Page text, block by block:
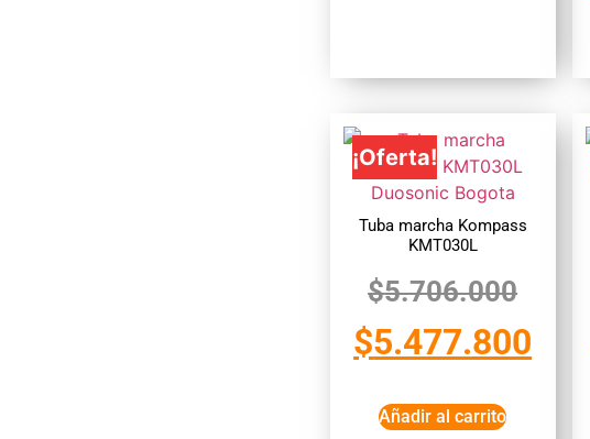
¡Oferta!
Tuba marcha Kompass
KMT030L
$5.706.000
$5.477.800
Añadir al carrito